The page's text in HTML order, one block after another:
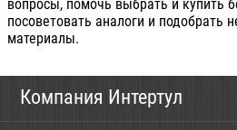
вопросы, помочь выбрать и купить
посоветовать аналоги и подобрать
материалы.
Компания Интертул